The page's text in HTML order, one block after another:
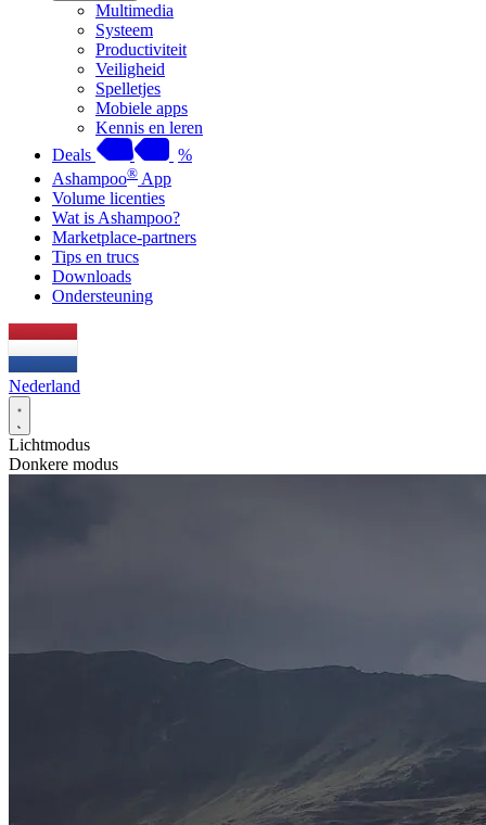
Multimedia
Systeem
Productiviteit
Veiligheid
Spelletjes
Mobiele apps
Kennis en leren
Deals
%
Ashampoo® App
Volume licenties
Wat is Ashampoo?
Marketplace-partners
Tips en trucs
Downloads
Ondersteuning
Nederland
Lichtmodus
Donkere modus